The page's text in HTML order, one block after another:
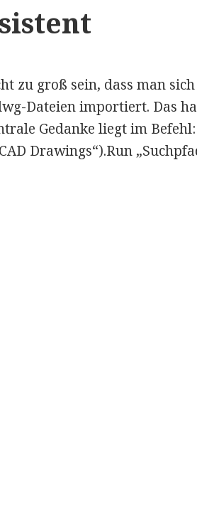
zu groß sein, dass man
Dateien importiert. Das
Gedanke liegt im Befehl:
Drawings“).Run